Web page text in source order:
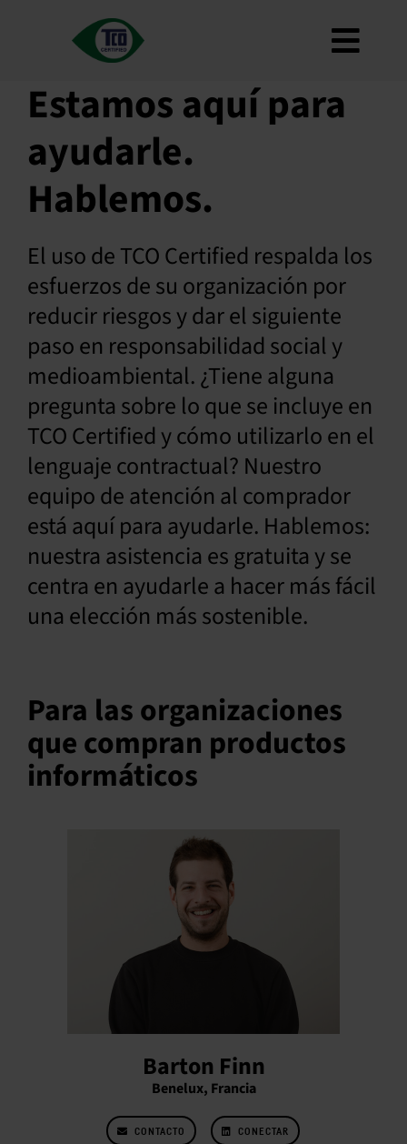
Criterios
Cómo utilizarlo
Mapa de carreteras
Póngase en contacto con nosotros
Boletín
PREGUNTAS FRECUENTES
Mi cuenta
Buscar en
Español
Estamos aquí para
ayudarle.
Hablemos.
El uso de TCO Certified respalda los
esfuerzos de su organización por
reducir riesgos y dar el siguiente
paso en responsabilidad social y
medioambiental. ¿Tiene alguna
pregunta sobre lo que se incluye en
TCO Certified y cómo utilizarlo en el
lenguaje contractual? Nuestro
equipo de atención al comprador
está aquí para ayudarle. Hablemos:
nuestra asistencia es gratuita y se
centra en ayudarle a hacer más fácil
una elección más sostenible.
Para las organizaciones
que compran productos
informáticos
Barton Finn
Benelux, Francia
CONTACTO CONECTAR